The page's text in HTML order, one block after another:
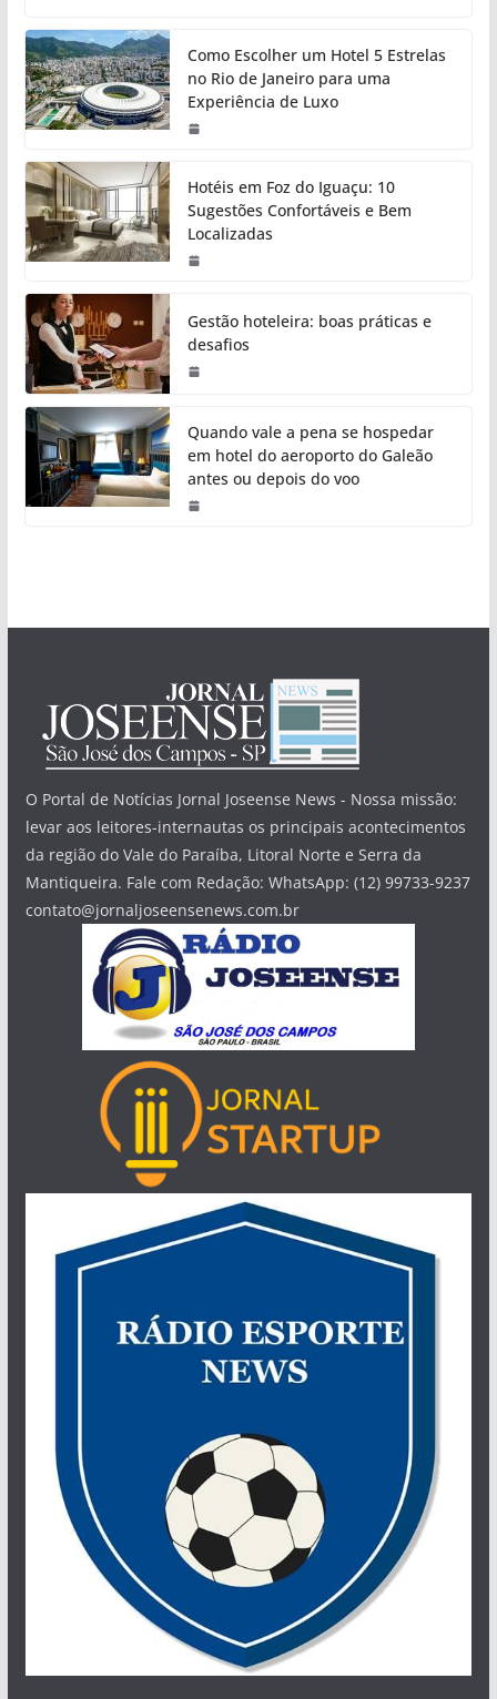
Como Escolher um Hotel 5 Estrelas
no Rio de Janeiro para uma
Experiência de Luxo
Hotéis em Foz do Iguaçu: 10
Sugestões Confortáveis e Bem
Localizadas
Gestão hoteleira: boas práticas e
desafios
Quando vale a pena se hospedar
em hotel do aeroporto do Galeão
antes ou depois do voo
O Portal de Notícias Jornal Joseense News - Nossa missão:
levar aos leitores-internautas os principais acontecimentos
da região do Vale do Paraíba, Litoral Norte e Serra da
Mantiqueira. Fale com Redação: WhatsApp: (12) 99733-9237
contato@jornaljoseensenews.com.br